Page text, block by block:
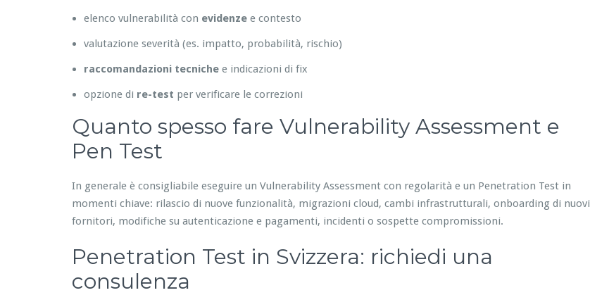
elenco vulnerabilità con evidenze e contesto
valutazione severità (es. impatto, probabilità, rischio)
raccomandazioni tecniche e indicazioni di fix
opzione di re-test per verificare le correzioni
Quanto spesso fare Vulnerability Assessment e
Pen Test
In generale è consigliabile eseguire un Vulnerability Assessment con regolarità e un Penetration Test in
momenti chiave: rilascio di nuove funzionalità, migrazioni cloud, cambi infrastrutturali, onboarding di nuovi
fornitori, modifiche su autenticazione e pagamenti, incidenti o sospette compromissioni.
Penetration Test in Svizzera: richiedi una
consulenza